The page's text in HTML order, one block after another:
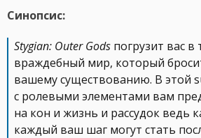
Синопсис:
Stygian: Outer Gods погрузит вас
враждебный мир, который
вашему существованию. В этой
с ролевыми элементами вам
на кон и жизнь и рассудок ведь
каждый ваш шаг могут стать